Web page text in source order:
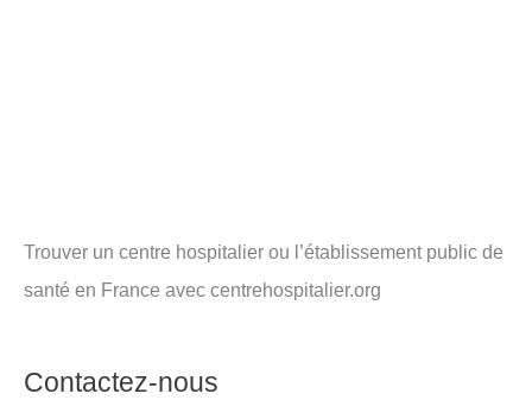
Trouver un centre hospitalier ou l’établissement public de
santé en France avec centrehospitalier.org
Contactez-nous